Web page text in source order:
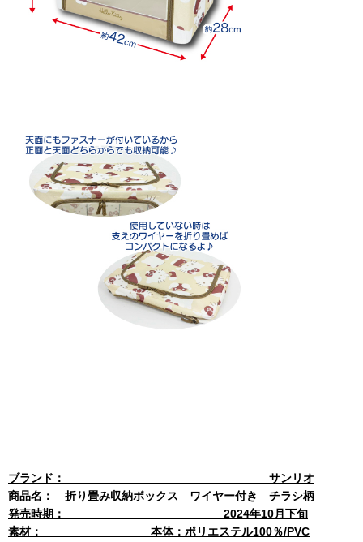
ブランド： サンリオ
商品名： 折り畳み収納ボックス ワイヤー付き チラシ柄
発売時期： 2024年10月下旬
素材： 本体：ポリエステル100％/PVC